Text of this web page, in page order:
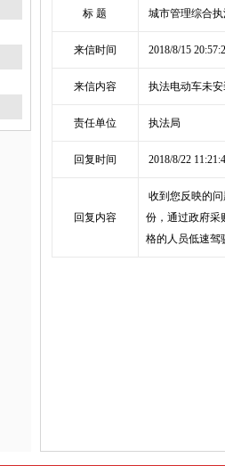
标 题 城市管理综合
来信时间 2018/8/15
来信内容 执法电动车未
责任单位 执法局
回复时间 2018/8/22
回复内容
收到您反映的
份，通过政府采
格的人员低速驾